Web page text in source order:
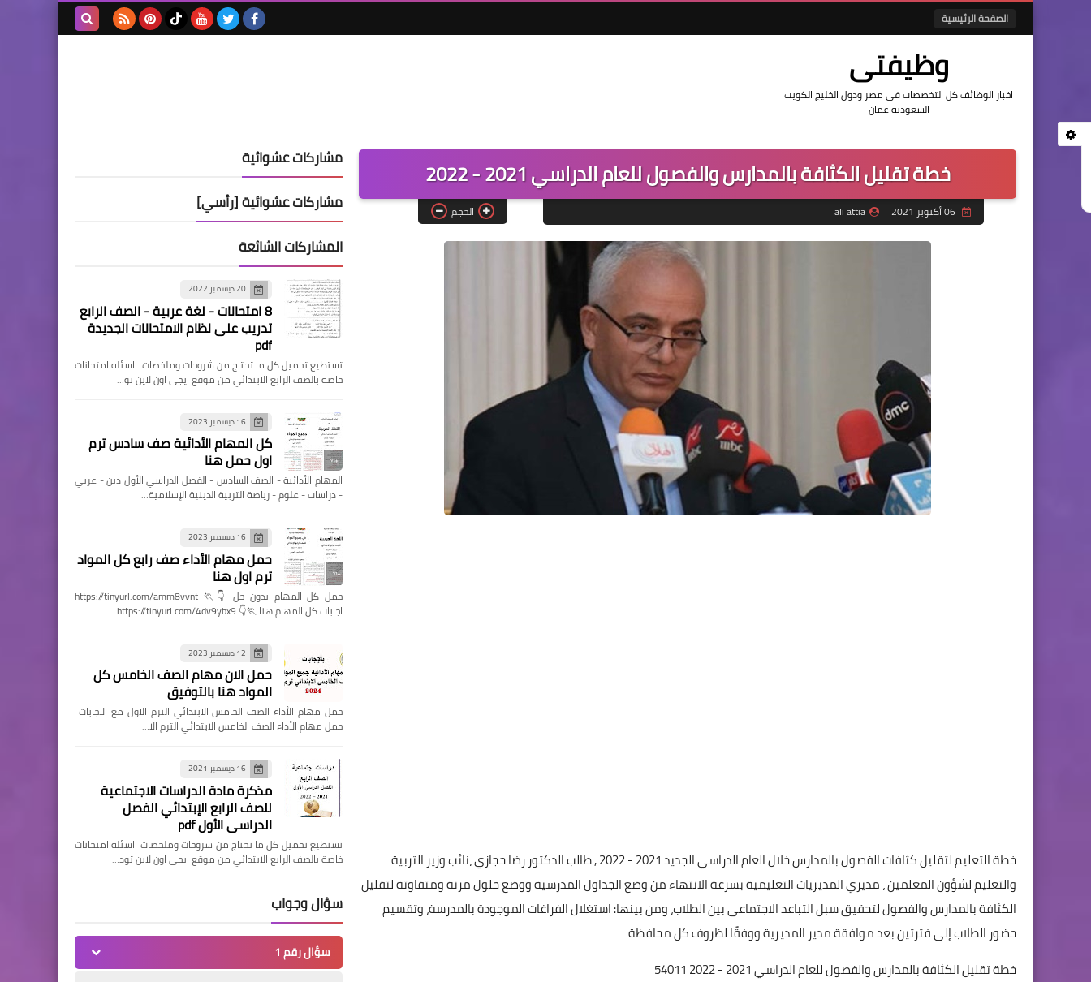
الصفحة الرئيسية
وظيفتى
اخبار الوظائف كل التخصصات فى مصر ودول الخليج الكويت
السعوديه عمان
خطة تقليل الكثافة بالمدارس والفصول للعام الدراسي 2021 - 2022
06 أكتوبر 2021 ali attia الحجم
خطة التعليم لتقليل كثافات الفصول بالمدارس خلال العام الدراسي الجديد 2021 - 2022 , طالب الدكتور رضا حجازي ،نائب وزير التربية
والتعليم لشؤون المعلمين ، مديري المديريات التعليمية بسرعة الانتهاء من وضع الجداول المدرسية ووضع حلول مرنة ومتفاوتة لتقليل
الكثافة بالمدارس والفصول لتحقيق سبل التباعد الاجتماعى بين الطلاب، ومن بينها: استغلال الفراغات الموجودة بالمدرسة، وتقسيم
حضور الطلاب إلى فترتين بعد موافقة مدير المديرية ووفقًا لظروف كل محافظة
خطة تقليل الكثافة بالمدارس والفصول للعام الدراسي 2021 - 2022 54011
مشاركات عشوائية
مشاركات عشوائية [رأسي]
المشاركات الشائعة
20 ديسمبر 2022
8 امتحانات - لغة عربية - الصف الرابع
تدريب على نظام الامتحانات الجديدة
pdf
تستطيع تحميل كل ما تحتاج من شروحات وملخصات اسئله امتحانات
خاصة بالصف الرابع الابتدائي من موقع ايجى اون لاين تو…
16 ديسمبر 2023
كل المهام الأدائية صف سادس ترم
اول حمل هنا
المهام الأدائية - الصف السادس - الفصل الدراسي الأول دين - عربي
- دراسات - علوم - رياضة التربية الدينية الإسلامية…
16 ديسمبر 2023
حمل مهام الأداء صف رابع كل المواد
ترم اول هنا
حمل كل المهام بدون حل 👇🏃 https://tinyurl.com/amm8vvnt
اجابات كل المهام هنا 🏃👇 https://tinyurl.com/4dv9ybx9 …
12 ديسمبر 2023
حمل الان مهام الصف الخامس كل
المواد هنا بالتوفيق
حمل مهام الأداء الصف الخامس الابتدائي الترم الاول مع الاجابات
حمل مهام الأداء الصف الخامس الابتدائي الترم الا…
16 ديسمبر 2021
مذكرة مادة الدراسات الاجتماعية
للصف الرابع الإبتدائي الفصل
الدراسي الأول pdf
تستطيع تحميل كل ما تحتاج من شروحات وملخصات اسئله امتحانات
خاصة بالصف الرابع الابتدائي من موقع ايجى اون لاين تود…
سؤال وجواب
سؤال رقم 1